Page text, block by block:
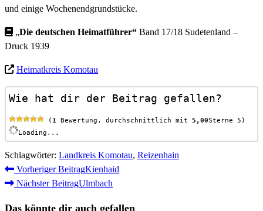
und einige Wochenendgrundstücke.
„Die deutschen Heimatführer“ Band 17/18 Sudetenland –
Druck 1939
Heimatkreis Komotau
Wie hat dir der Beitrag gefallen?
( 1 Bewertung, durchschnittlich mit 5,00Sterne 5)
Loading...
Schlagwörter: Landkreis Komotau, Reizenhain
Weitere
Artikel
ansehen
Vorheriger BeitragKienhaid
Nächster BeitragUlmbach
Das könnte dir auch gefallen